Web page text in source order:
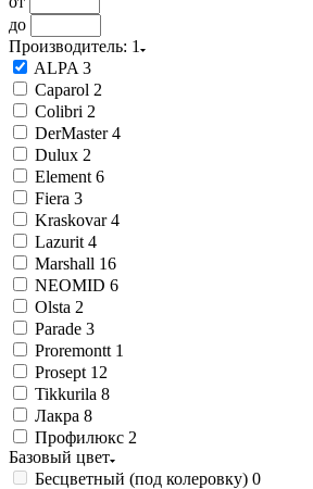
до
Производитель: 1
ALPA 3
Caparol 2
Colibri 2
DerMaster4
Dulux 2
Element 6
Fiera 3
Kraskovar4
Lazurit 4
Marshall 16
NEOMID 6
Olsta 2
Parade 3
Proremontt 1
Prosept 12
Tikkurila 8
Лакра 8
Профилюкс 2
Базовый цвет
Бесцветный (под колеровку) 0